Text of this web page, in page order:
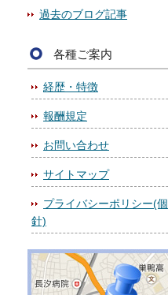
過去のブログ記事
各種ご案内
経歴・特徴
報酬規定
お問い合わせ
サイトマップ
プライバシーポリシー(
針)